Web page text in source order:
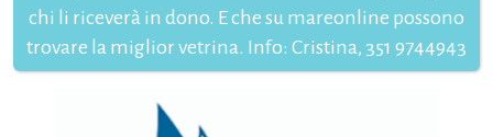
chi li riceverà in dono. E che su mareonline possono
trovare la miglior vetrina. Info: Cristina, 351 9744943